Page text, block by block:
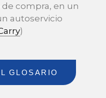
compra, en un
autoservicio
)
GLOSARIO